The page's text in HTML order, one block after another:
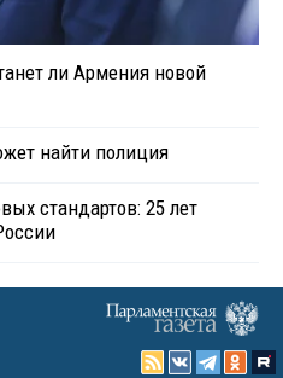
ли Армения новой
найти полиция
стандартов: 25 лет